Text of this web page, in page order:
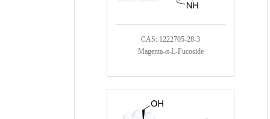
CAS: 1222705-28-3
Magenta-α-L-Fucoside